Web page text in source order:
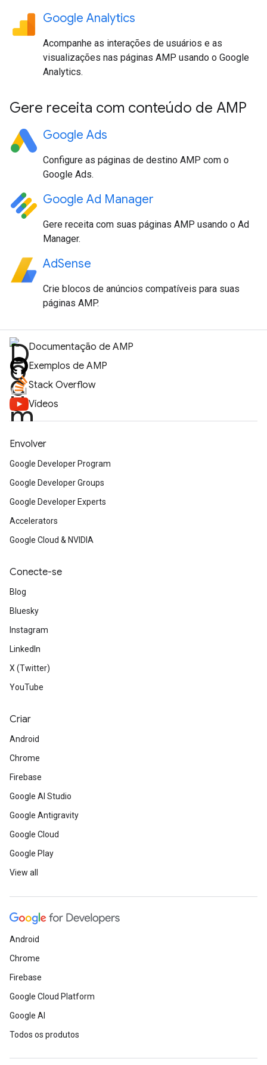
Google Analytics
Acompanhe as interações de usuários e as
visualizações nas páginas AMP usando o Google
Analytics.
Gere receita com conteúdo de AMP
Google Ads
Configure as páginas de destino AMP com o
Google Ads.
Google Ad Manager
Gere receita com suas páginas AMP usando o Ad
Manager.
AdSense
Crie blocos de anúncios compatíveis para suas
páginas AMP.
Documentação de AMP
Exemplos de AMP
Stack Overflow
Vídeos
Envolver
Google Developer Program
Google Developer Groups
Google Developer Experts
Accelerators
Google Cloud & NVIDIA
Conecte-se
Blog
Bluesky
Instagram
LinkedIn
X (Twitter)
YouTube
Criar
Android
Chrome
Firebase
Google AI Studio
Google Antigravity
Google Cloud
Google Play
View all
Android
Chrome
Firebase
Google Cloud Platform
Google AI
Todos os produtos